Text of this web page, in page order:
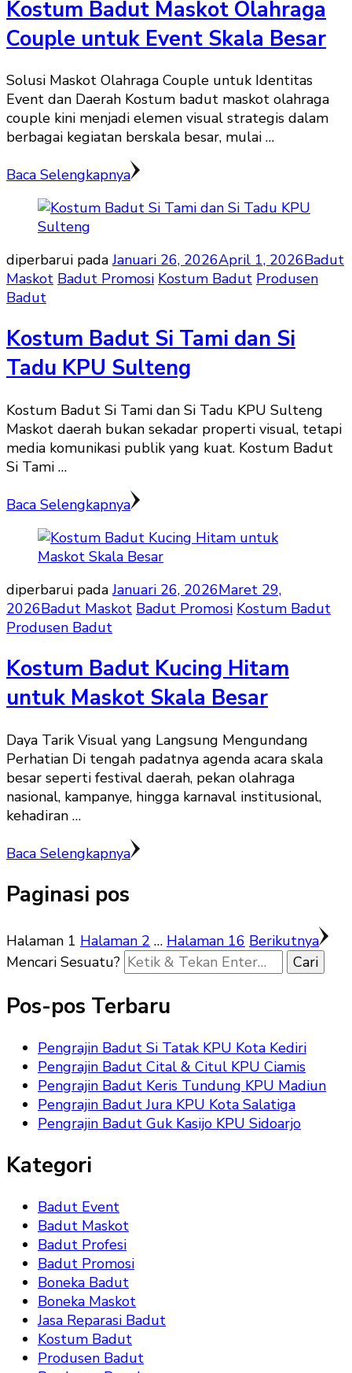
Kostum Badut Maskot Olahraga
Couple untuk Event Skala Besar
Solusi Maskot Olahraga Couple untuk Identitas
Event dan Daerah Kostum badut maskot olahraga
couple kini menjadi elemen visual strategis dalam
berbagai kegiatan berskala besar, mulai …
Baca Selengkapnya
diperbarui padaJanuari 26, 2026April 1, 2026Badut
Maskot Badut Promosi Kostum Badut Produsen
Badut
Kostum Badut Si Tami dan Si
Tadu KPU Sulteng
Kostum Badut Si Tami dan Si Tadu KPU Sulteng
Maskot daerah bukan sekadar properti visual, tetapi
media komunikasi publik yang kuat. Kostum Badut
Si Tami …
Baca Selengkapnya
diperbarui padaJanuari 26, 2026Maret 29,
2026Badut Maskot Badut Promosi Kostum Badut
Produsen Badut
Kostum Badut Kucing Hitam
untuk Maskot Skala Besar
Daya Tarik Visual yang Langsung Mengundang
Perhatian Di tengah padatnya agenda acara skala
besar seperti festival daerah, pekan olahraga
nasional, kampanye, hingga karnaval institusional,
kehadiran …
Baca Selengkapnya
Paginasi pos
Halaman 1 Halaman 2 … Halaman 16 Berikutnya
Mencari Sesuatu?
Pos-pos Terbaru
Pengrajin Badut Si Tatak KPU Kota Kediri
Pengrajin Badut Cital & Citul KPU Ciamis
Pengrajin Badut Keris Tundung KPU Madiun
Pengrajin Badut Jura KPU Kota Salatiga
Pengrajin Badut Guk Kasijo KPU Sidoarjo
Kategori
Badut Event
Badut Maskot
Badut Profesi
Badut Promosi
Boneka Badut
Boneka Maskot
Jasa Reparasi Badut
Kostum Badut
Produsen Badut